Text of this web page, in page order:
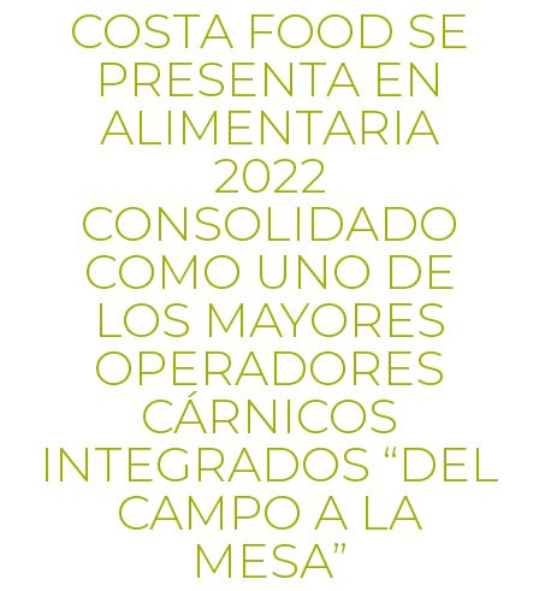
COSTA FOOD SE
PRESENTA EN
ALIMENTARIA
2022
CONSOLIDADO
COMO UNO DE
LOS MAYORES
OPERADORES
CÁRNICOS
INTEGRADOS “DEL
CAMPO A LA
MESA”